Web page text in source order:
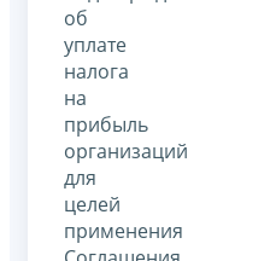
об
уплате
налога
на
прибыль
организаций
для
целей
применения